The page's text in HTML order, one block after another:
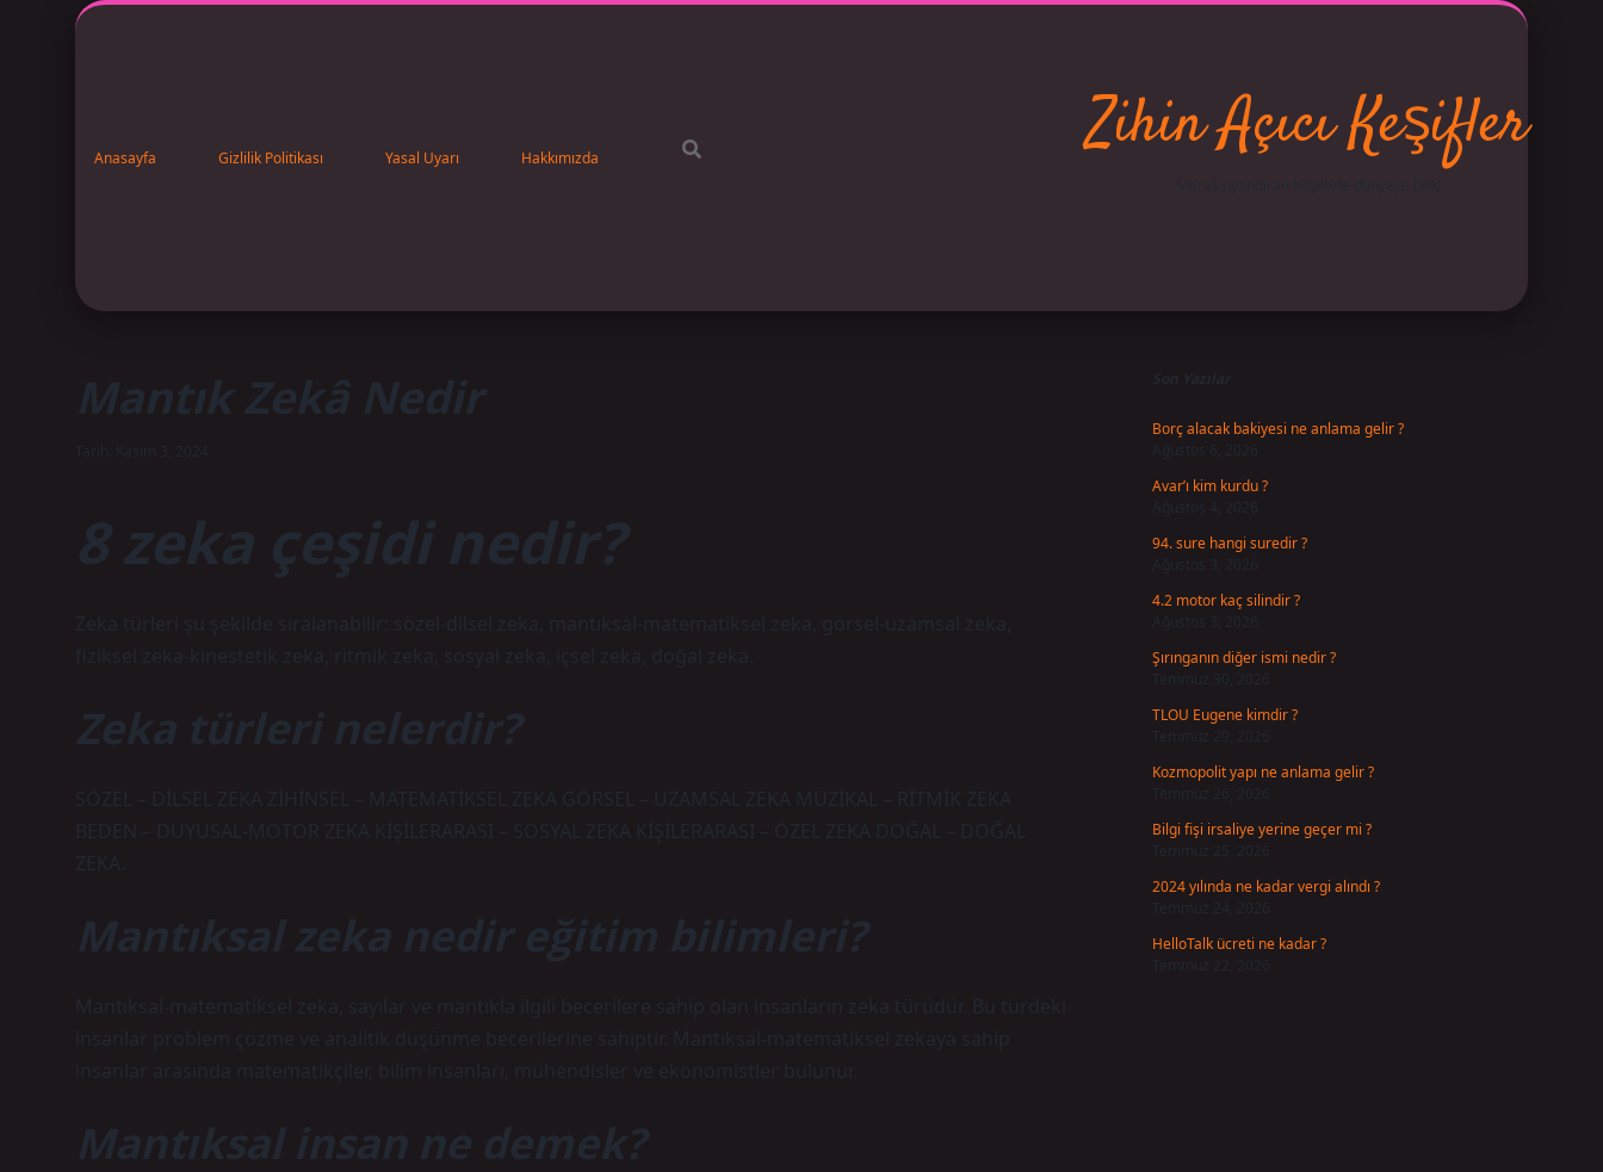
Anasayfa Gizlilik Politikası Yasal Uyarı Hakkımızda Zihin Açıcı Keşifler
Mantık Zekâ Nedir
Tarih: Kasım 3, 2024
8 zeka çeşidi nedir?
Zeka türleri şu şekilde sıralanabilir: sözel-dilsel zeka, mantıksal-matematiksel zeka, görsel-uzamsal zeka,
fiziksel zeka-kinestetik zeka, ritmik zeka, sosyal zeka, içsel zeka, doğal zeka.
Zeka türleri nelerdir?
SÖZEL – DİLSEL ZEKA ZİHİNSEL – MATEMATİKSEL ZEKA GÖRSEL – UZAMSAL ZEKA MÜZİKAL – RİTMİK ZEKA
BEDEN – DUYUSAL-MOTOR ZEKA KİŞİLERARASI – SOSYAL ZEKA KİŞİLERARASI – ÖZEL ZEKA DOĞAL – DOĞAL
ZEKA.
Mantıksal zeka nedir eğitim bilimleri?
Mantıksal-matematiksel zeka, sayılar ve mantıkla ilgili becerilere sahip olan insanların zeka türüdür. Bu türdeki
insanlar problem çözme ve analitik düşünme becerilerine sahiptir. Mantıksal-matematiksel zekaya sahip
insanlar arasında matematikçiler, bilim insanları, mühendisler ve ekonomistler bulunur.
Mantıksal insan ne demek?
Son Yazılar
Borç alacak bakiyesi ne anlama gelir ?
Avar’ı kim kurdu ?
94. sure hangi suredir ?
Ağustos 3, 2026
4.2 motor kaç silindir ?
Ağustos 3, 2026
Şırınganın diğer ismi nedir ?
Temmuz 30, 2026
TLOU Eugene kimdir ?
Kozmopolit yapı ne anlama gelir ?
Bilgi fişi irsaliye yerine geçer mi ?
2024 yılında ne kadar vergi alındı ?
HelloTalk ücreti ne kadar ?